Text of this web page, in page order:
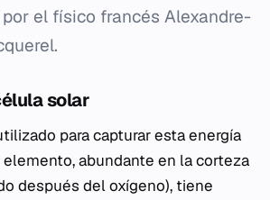
el físico francés Alexandre-
solar
para capturar esta energía
abundante en la corteza
después del oxígeno), tiene